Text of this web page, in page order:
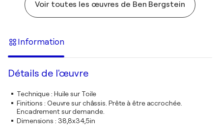
Voir toutes les œuvres de Ben Bergstein
Information
Détails de l'œuvre
Technique: Huile sur Toile
Finitions : Oeuvre sur châssis. Prête à être accrochée.
Encadrement sur demande.
Dimensions : 38,8x34,5in